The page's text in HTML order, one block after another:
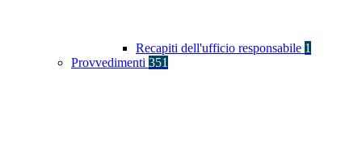
Recapiti dell'ufficio responsabile 1
Provvedimenti 351